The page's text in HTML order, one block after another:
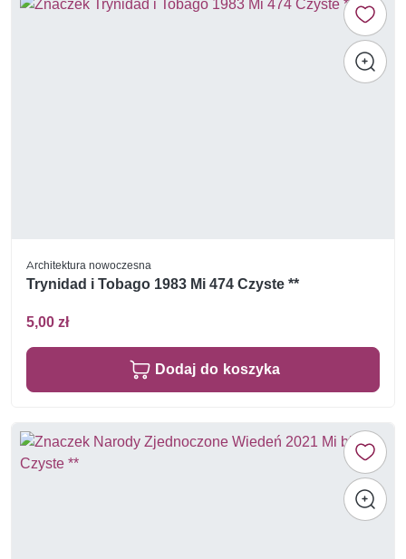
Architektura nowoczesna
Trynidad i Tobago 1983 Mi 474 Czyste **
5,00 zł
Dodaj do koszyka